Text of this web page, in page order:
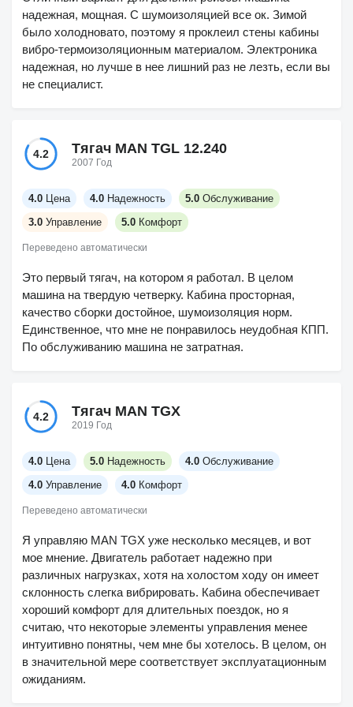
надежная, мощная. С шумоизоляцией все ок. Зимой
было холодновато, поэтому я проклеил стены кабины
вибро-термоизоляционным материалом. Электроника
надежная, но лучше в нее лишний раз не лезть, если вы
не специалист.
4.2 Тягач MAN TGL 12.240
2007 Год
4.0 Цена 4.0 Надежность 5.0 Обслуживание
3.0 Управление 5.0 Комфорт
Переведено автоматически
Это первый тягач, на котором я работал. В целом
машина на твердую четверку. Кабина просторная,
качество сборки достойное, шумоизоляция норм.
Единственное, что мне не понравилось неудобная КПП.
По обслуживанию машина не затратная.
4.2 Тягач MAN TGX
2019 Год
4.0 Цена 5.0 Надежность 4.0 Обслуживание
4.0 Управление 4.0 Комфорт
Переведено автоматически
Я управляю MAN TGX уже несколько месяцев, и вот
мое мнение. Двигатель работает надежно при
различных нагрузках, хотя на холостом ходу он имеет
склонность слегка вибрировать. Кабина обеспечивает
хороший комфорт для длительных поездок, но я
считаю, что некоторые элементы управления менее
интуитивно понятны, чем мне бы хотелось. В целом, он
в значительной мере соответствует эксплуатационным
ожиданиям.